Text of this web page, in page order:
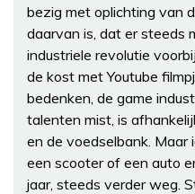
bezig met oplichting van
daarvan is, dat er steeds
industriele revolutie
de kost met Youtube
bedenken, de game
talenten mist, is
en de voedselbank. Maar
een scooter of een auto
jaar, steeds verder weg.